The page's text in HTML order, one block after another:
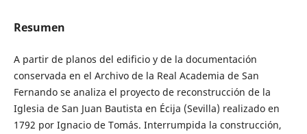
Resumen
A partir de planos del edificio y de la documentación
conservada en el Archivo de la Real Academia de San
Fernando se analiza el proyecto de reconstrucción de la
Iglesia de San Juan Bautista en Écija (Sevilla) realizado en
1792 por Ignacio de Tomás. Interrumpida la construcción,